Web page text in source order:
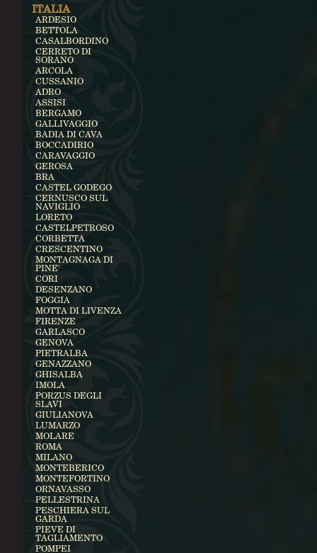
ITALIA
ARDESIO
BETTOLA
CASALBORDINO
CERRETO DI
SORANO
ARCOLA
CUSSANIO
ADRO
ASSISI
BERGAMO
GALLIVAGGIO
BADIA DI CAVA
BOCCADIRIO
CARAVAGGIO
GEROSA
BRA
CASTEL GODEGO
CERNUSCO SUL
NAVIGLIO
LORETO
CASTELPETROSO
CORBETTA
CRESCENTINO
MONTAGNAGA DI
PINE'
CORI
DESENZANO
FOGGIA
MOTTA DI LIVENZA
FIRENZE
GARLASCO
GENOVA
PIETRALBA
GENAZZANO
GHISALBA
IMOLA
PORZUS DEGLI
SLAVI
GIULIANOVA
LUMARZO
MOLARE
ROMA
MILANO
MONTEBERICO
MONTEFORTINO
ORNAVASSO
PELLESTRINA
PESCHIERA SUL
GARDA
PIEVE DI
TAGLIAMENTO
POMPEI